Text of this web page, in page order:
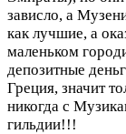
зависло, а
как лучшие, а
маленьком
депозитные
Греция, значит
никогда с
гильдии!!!